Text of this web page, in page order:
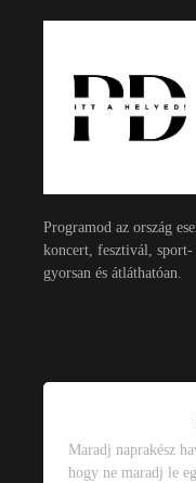
Programod az ország
koncert, fesztivál,
gyorsan és átláthatóan.
Maradj naprakész
hogy ne maradj le